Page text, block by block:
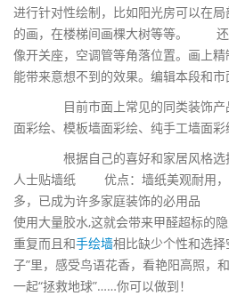
进行针对性绘制，比如阳光房可以在
的画，在楼梯间画棵大树等等。 还
像开关座，空调管等角落位置。画上
能带来意想不到的效果。编辑本段和
目前市面上常见的同类装饰产
面彩绘、模板墙面彩绘、纯手工墙面彩
根据自己的喜好和家居风格选
人士贴墙纸 优点：墙纸美观耐用，
多，已成为许多家庭装饰的必用品
使用大量胶水,这就会带来甲醛超标的
重复而且和手绘墙相比缺少个性和选
子”里，感受鸟语花香，看艳阳高照，
一起“拯救地球”……你可以做到！